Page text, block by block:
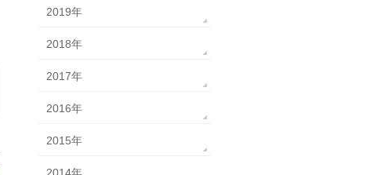
2019年
2018年
2017年
2016年
2015年